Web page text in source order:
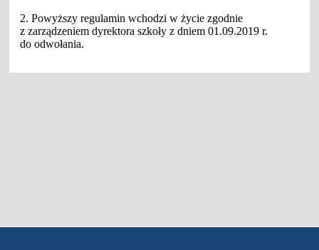
2. Powyższy regulamin wchodzi w życie zgodnie
z zarządzeniem dyrektora szkoły z dniem 01.09.2019 r.
do odwołania.